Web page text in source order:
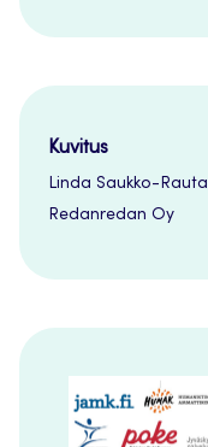
Kuvitus
Linda Saukko-Rauta
Redanredan Oy